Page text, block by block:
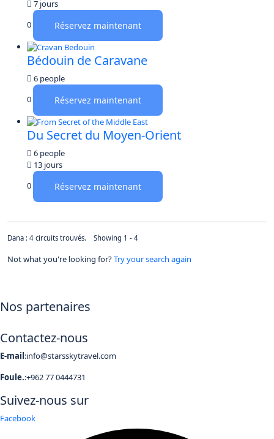
7 jours
0
Réservez maintenant
Bédouin de Caravane
6 people
0
Réservez maintenant
Du Secret du Moyen-Orient
6 people
13 jours
0
Réservez maintenant
Dana : 4 circuits trouvés. Showing 1 - 4
Not what you're looking for?Try your search again
Nos partenaires
Contactez-nous
E-mail:info@starsskytravel.com
Foule.:+962 77 0444731
Suivez-nous sur
Facebook